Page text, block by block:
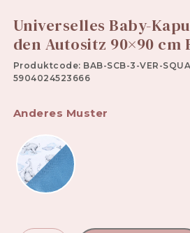
Universelles Baby-
den Autositz 90×90 cm
Produktcode: BAB-SCB-3-VER-
5904024523666
Anderes Muster